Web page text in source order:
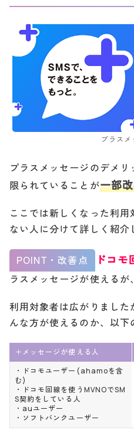
プラスメ
プラスメッセージのデメ
限られていることが一部
ここでは新しくなった利
ない人に分けて詳しく紹介
POINT・改善点 ドコ
ラスメッセージが使えるが
利用対象者は広がりまし
んな方が使えるのか、以下
＋メッセージが使える人
・ドコモユーザー(ahamoを含
む)
・ドコモ回線を使うMVNOでSM
S契約をしている人
・auユーザー
・ソフトバンクユーザー